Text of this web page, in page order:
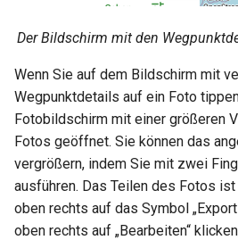
Der Bildschirm mit den
Wenn Sie auf dem Bildschirm mit
Wegpunktdetails auf ein Foto
Fotobildschirm mit einer größeren
Fotos geöffnet. Sie können das
vergrößern, indem Sie mit zwei
ausführen. Das Teilen des Fotos
oben rechts auf das Symbol
oben rechts auf „Bearbeiten“